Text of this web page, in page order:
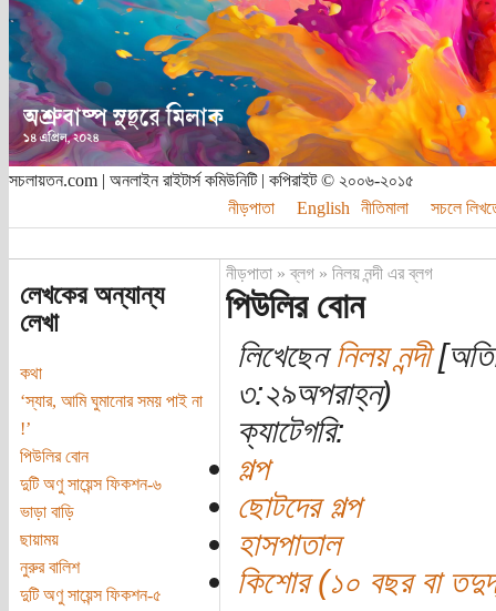
সচলায়তন.com | অনলাইন রাইটার্স কমিউনিটি | কপিরাইট © ২০০৬-২০১৫
নীড়পাতা
English নীতিমালা সচলে
লেখকের অন্যান্য
লেখা
কথা
‘স্যার, আমি ঘুমানোর সময় পাই না
!’
পিউলির বোন
দুটি অণু সায়েন্স ফিকশন-৬
ভাড়া বাড়ি
ছায়াময়
নুরুর বালিশ
দুটি অণু সায়েন্স ফিকশন-৫
নীড়পাতা»ব্লগ» নিলয় নন্দী এর ব্লগ
পিউলির বোন
লিখেছেননিলয় নন্দী
৩:২৯অপরাহ্ন)
ক্যাটেগরি:
গল্প
ছোটদের গল্প
হাসপাতাল
কিশোর (১০ বছর বা